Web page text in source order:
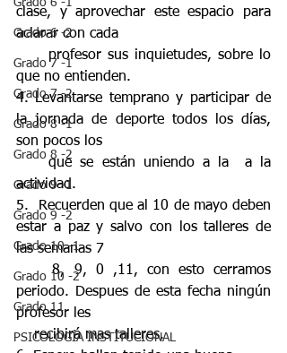
Grado 6 -1
Grado 6 -2
Grado 7 -1
Grado 7 -2
Grado 8 -1
Grado 8 -2
Grado 9 -1
Grado 9 -2
Grado 10 -1
Grado 10 -2
Grado 11
PSICOLOGÍA INSTITUCIONAL
clase, y aprovechar este espacio para
aclarar con cada
     profesor sus inquietudes, sobre lo
que no entienden.
4. Levantarse temprano y participar de
la jornada de deporte todos los días,
son pocos los
    que se están uniendo a la  a la
actividad.
5.  Recuerden que al 10 de mayo deben
estar a paz y salvo con los talleres de
las semanas 7
    8, 9, 0 ,11, con esto cerramos
periodo. Despues de esta fecha ningún
profesor les
    recibirá mas talleres.